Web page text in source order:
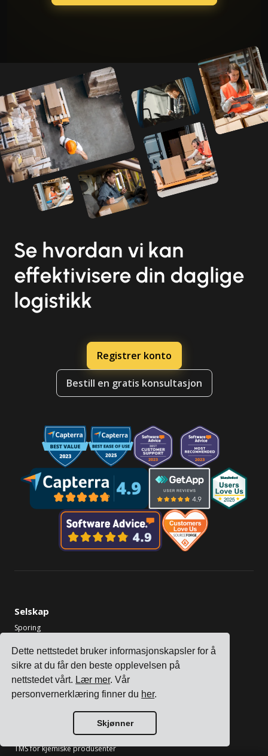
Dette nettstedet bruker informasjonskapsler for å
sikre at du får den beste opplevelsen på
nettstedet vårt. Lær mer. Vår
personvernerklæring finner du her.
Skjønner
Se hvordan vi kan
effektivisere din daglige
logistikk
Registrer konto
Bestill en gratis konsultasjon
Selskap
Sporing
Kundehistorier
Kontakt oss
Bli en partner
TMS for elektronikkprodusenter
TMS for kjemiske produsenter